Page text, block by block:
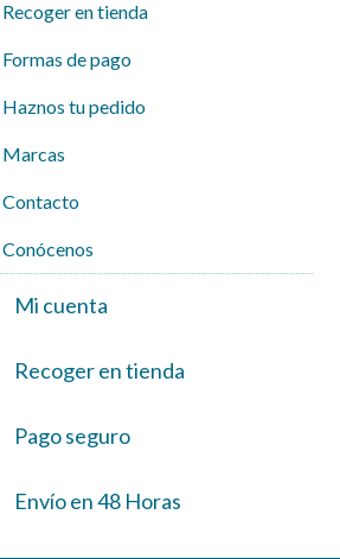
Recoger en tienda
Formas de pago
Haznos tu pedido
Marcas
Contacto
Conócenos
Mi cuenta
Recoger en tienda
Pago seguro
Envío en 48 Horas